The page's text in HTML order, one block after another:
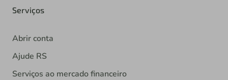
Serviços
Abrir conta
Ajude RS
Serviços ao mercado financeiro